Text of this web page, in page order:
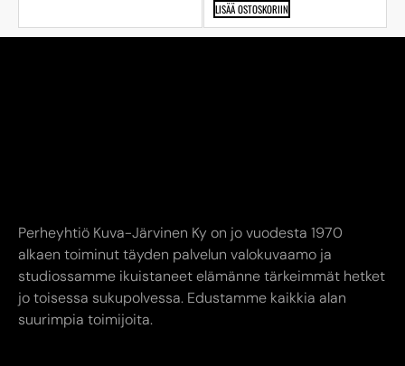
LISÄÄ OSTOSKORIIN
Perheyhtiö Kuva-Järvinen Ky on jo vuodesta 1970
alkaen toiminut täyden palvelun valokuvaamo ja
studiossamme ikuistaneet elämänne tärkeimmät hetket
jo toisessa sukupolvessa. Edustamme kaikkia alan
suurimpia toimijoita.